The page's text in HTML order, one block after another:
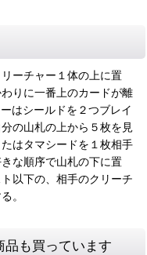
ーチャー１体の上に置
りに一番上のカードが離
はシールドを２つブレイ
の山札の上から５枚を見
はタマシードを１枚相手
な順序で山札の下に置
以下の、相手のクリーチ
。
品も買っています